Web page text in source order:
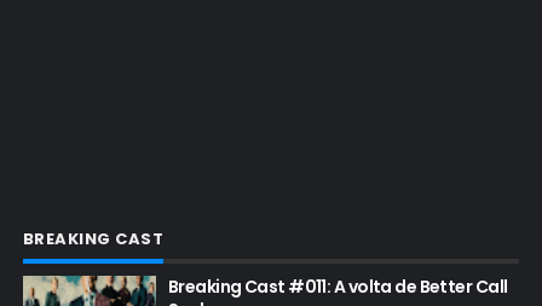
FELIZ NATAL
BREAKING CAST
Breaking Cast #011: A volta de Better Call